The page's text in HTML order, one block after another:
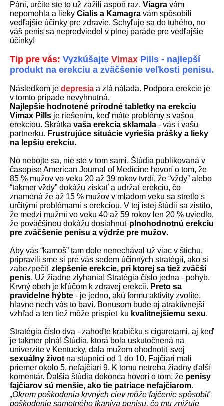
Páni, určite ste to už zažili aspoň raz, Viagra vám
nepomohla a lieky Cialis a Kamagra vám spôsobili
vedľajšie účinky pre zdravie. Schyľuje sa do tuhého, no
váš penis sa nepredviedol v plnej paráde pre vedľajšie
účinky!
Tip pre vás: Vyzkúšajte Vimax Pills - najlepší
produkt na erekciu a zväčšenie veľkosti penisu.
Následkom je depresia a zlá nálada. Podpora erekcie je
v tomto prípade nevyhnutná.
Najlepšie hodnotené prírodné tabletky na erekciu
Vimax Pills je riešením, keď máte problémy s vašou
erekciou. Skrátka vaša erekcia sklamala - vás i vašu
partnerku. Frustrujúce situácie vyriešia prášky a lieky
na lepšiu erekciu.
No nebojte sa, nie ste v tom sami. Štúdia publikovaná v
časopise American Journal of Medicine hovorí o tom, že
85 % mužov vo veku 20 až 39 rokov tvrdí, že “vždy” alebo
“takmer vždy” dokážu získať a udržať erekciu, čo
znamená že až 15 % mužov v mladom veku sa stretlo s
určitými problémami s erekciou. V tej istej štúdii sa zistilo,
že medzi mužmi vo veku 40 až 59 rokov len 20 % uviedlo,
že poväčšinou dokážu dosiahnuť plnohodnotnú erekciu
pre zväčšenie penisu a výdrže pre mužov.
Aby vás “kamoš” tam dole nenechával už viac v štichu,
pripravili sme si pre vás sedem účinných stratégií, ako si
zabezpečiť zlepšenie erekcie, pri ktorej sa tiež zväčší
penis. Už žiadne zlyhania! Stratégia číslo jedna - pohyb.
Krvný obeh je kľúčom k zdravej erekcii. Preto sa
pravidelne hýbte - je jedno, akú formu aktivity zvolíte,
hlavne nech vás to baví. Bonusom bude aj atraktívnejší
vzhľad a ten tiež môže prispieť ku kvalitnejšiemu sexu.
Stratégia číslo dva - zahoďte krabičku s cigaretami, aj keď
je takmer plná! Štúdia, ktorá bola uskutočnená na
univerzite v Kentucky, dala mužom ohodnotiť svoj
sexuálny život na stupnici od 1 do 10. Fajčiari mali
priemer okolo 5, nefajčiari 9. K tomu netreba žiadny ďalší
komentár. Ďalšia štúdia dokonca hovorí o tom, že penisy
fajčiarov sú menšie, ako tie patriace nefajčiarom.
„Okrem poškodenia krvných ciev môže fajčenie spôsobiť
poškodenie samotného tkaniva penisu, čo mu znižuje